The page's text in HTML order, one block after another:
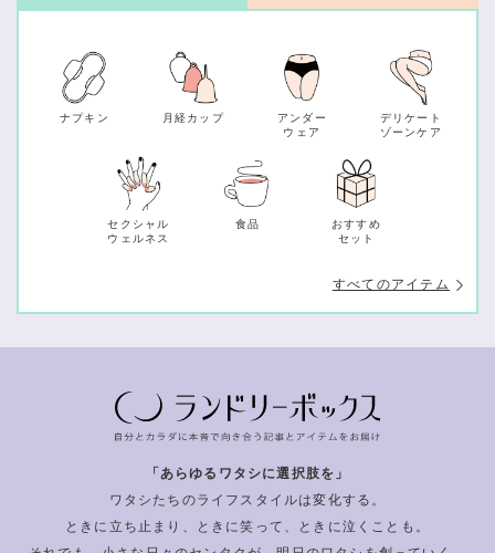
ナプキン 月経カップ
アンダー
ウェア
デリケート
ゾーンケア
セクシャル
ウェルネス
食品
おすすめ
セット
すべてのアイテム
「あらゆるワタシに選択肢を」
ワタシたちのライフスタイルは変化する。
ときに立ち止まり、ときに笑って、ときに泣くことも。